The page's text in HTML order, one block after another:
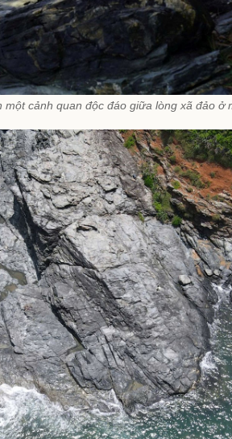
cảnh quan độc đáo giữa lòng xã đảo ở